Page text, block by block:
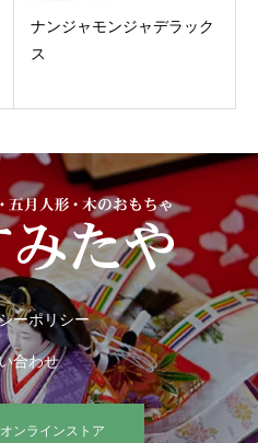
ナンジャモンジャデラック
ス
ーポリシー
合わせ
ンラインストア